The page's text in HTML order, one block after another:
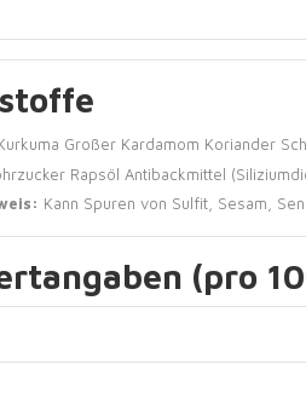
Großer Kardamom Koriander
Rapsöl Antibackmittel
Kann Spuren von Sulfit, Sesam,
(pro